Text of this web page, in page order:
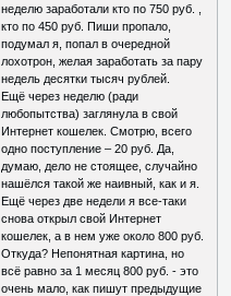
неделю заработали кто по 750 руб. ,
кто по 450 руб. Пиши пропало,
подумал я, попал в очередной
лохотрон, желая заработать за пару
недель десятки тысяч рублей.
Ещё через неделю (ради
любопытства) заглянула в свой
Интернет кошелек. Смотрю, всего
одно поступление – 20 руб. Да,
думаю, дело не стоящее, случайно
нашёлся такой же наивный, как и я.
Ещё через две недели я все-таки
снова открыл свой Интернет
кошелек, а в нем уже около 800 руб.
Откуда? Непонятная картина, но
всё равно за 1 месяц 800 руб. - это
очень мало, как пишут предыдущие